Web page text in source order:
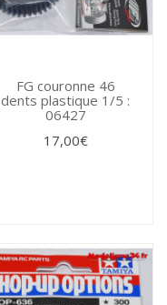
FG couronne 46
dents plastique 1/5 :
06427
17,00€